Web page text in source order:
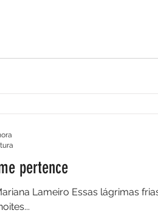
pertence
Lameiro Essas lágrimas